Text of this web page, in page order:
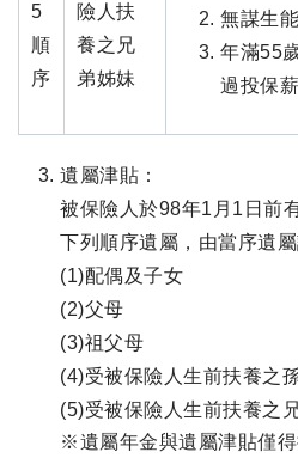
5
順
序
險人扶
養之兄
弟姊妹
無謀生能
年滿55
過投保
遺屬津貼：
被保險人於98年1月1日前
下列順序遺屬，由當序遺屬
(1)配偶及子女
(2)父母
(3)祖父母
(4)受被保險人生前扶養之
(5)受被保險人生前扶養之
※遺屬年金與遺屬津貼僅得